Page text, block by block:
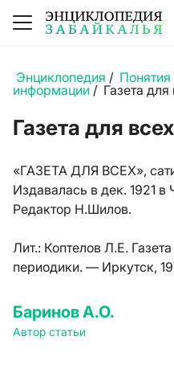
Энциклопедия / Понятия
информации / Газета для
Газета для всех
«ГАЗЕТА ДЛЯ ВСЕХ»,
Издавалась в дек. 1921
Редактор Н.Шилов.
Лит.: Коптелов Л.Е.
периодики. — Иркутск,
Баринов А.О.
Автор статьи